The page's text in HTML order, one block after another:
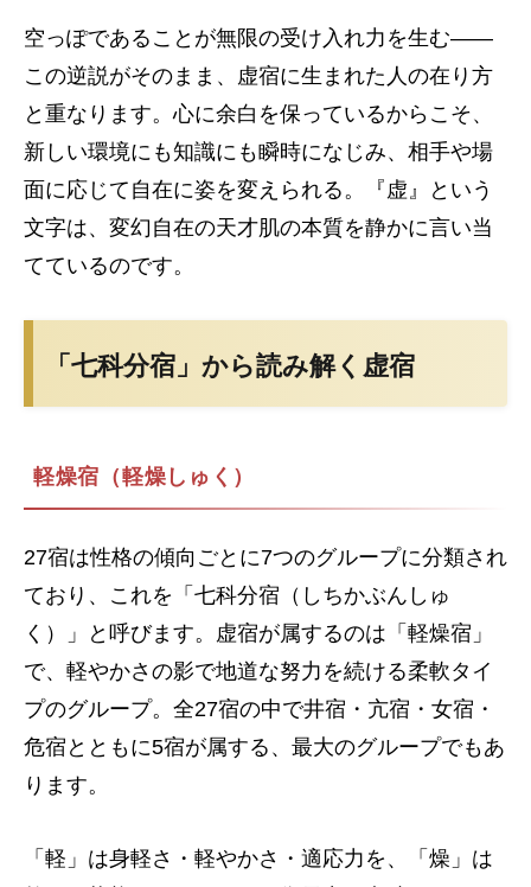
空っぽであることが無限の受け入れ力を生む——
この逆説がそのまま、虚宿に生まれた人の在り方
と重なります。心に余白を保っているからこそ、
新しい環境にも知識にも瞬時になじみ、相手や場
面に応じて自在に姿を変えられる。『虚』という
文字は、変幻自在の天才肌の本質を静かに言い当
てているのです。
「七科分宿」から読み解く虚宿
軽燥宿（軽燥しゅく）
27宿は性格の傾向ごとに7つのグループに分類され
ており、これを「七科分宿（しちかぶんしゅ
く）」と呼びます。虚宿が属するのは「軽燥宿」
で、軽やかさの影で地道な努力を続ける柔軟タイ
プのグループ。全27宿の中で井宿・亢宿・女宿・
危宿とともに5宿が属する、最大のグループでもあ
ります。
「軽」は身軽さ・軽やかさ・適応力を、「燥」は